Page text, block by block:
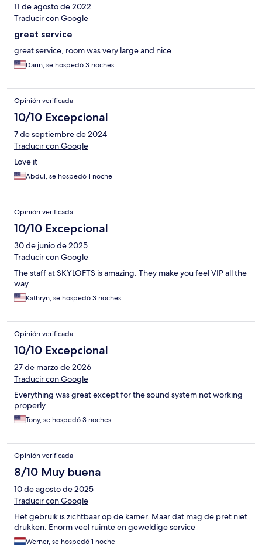
11 de agosto de 2022
Traducir con Google
great service
great service, room was very large and nice
Darin, se hospedó 3 noches
Opinión verificada
10/10 Excepcional
7 de septiembre de 2024
Traducir con Google
Love it
Abdul, se hospedó 1 noche
Opinión verificada
10/10 Excepcional
30 de junio de 2025
Traducir con Google
The staff at SKYLOFTS is amazing. They make you feel VIP all the
way.
Kathryn, se hospedó 3 noches
Opinión verificada
10/10 Excepcional
27 de marzo de 2026
Traducir con Google
Everything was great except for the sound system not working
properly.
Tony, se hospedó 3 noches
Opinión verificada
8/10 Muy buena
10 de agosto de 2025
Traducir con Google
Het gebruik is zichtbaar op de kamer. Maar dat mag de pret niet
drukken. Enorm veel ruimte en geweldige service
Werner, se hospedó 1 noche